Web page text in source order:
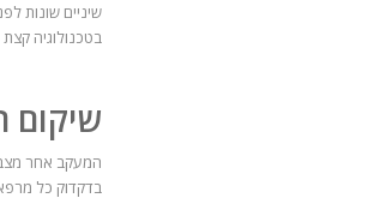
שיניים שונות
בטכנולוגיה
שיקום
המעקב אחר מצב
בדקדוק כל